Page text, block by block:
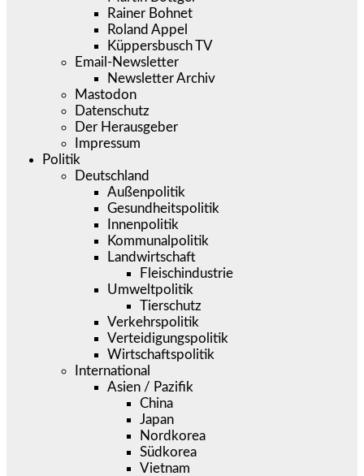
Rainer Bohnet
Roland Appel
Küppersbusch TV
Email-Newsletter
Newsletter Archiv
Mastodon
Datenschutz
Der Herausgeber
Impressum
Politik
Deutschland
Außenpolitik
Gesundheitspolitik
Innenpolitik
Kommunalpolitik
Landwirtschaft
Fleischindustrie
Umweltpolitik
Tierschutz
Verkehrspolitik
Verteidigungspolitik
Wirtschaftspolitik
International
Asien / Pazifik
China
Japan
Nordkorea
Südkorea
Vietnam